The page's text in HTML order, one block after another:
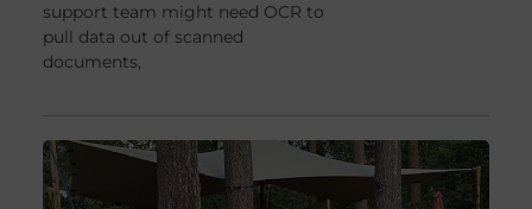
support team might need OCR to
pull data out of scanned
documents,